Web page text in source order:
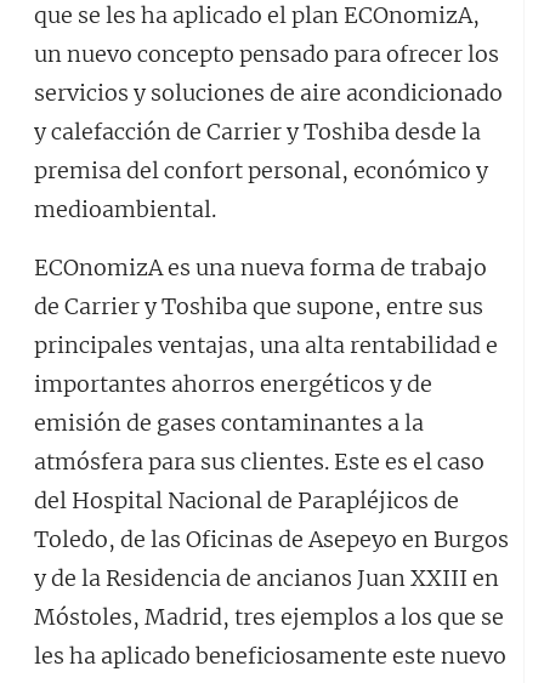
que se les ha aplicado el plan ECOnomizA,
un nuevo concepto pensado para ofrecer los
servicios y soluciones de aire acondicionado
y calefacción de Carrier y Toshiba desde la
premisa del confort personal, económico y
medioambiental.
ECOnomizA es una nueva forma de trabajo
de Carrier y Toshiba que supone, entre sus
principales ventajas, una alta rentabilidad e
importantes ahorros energéticos y de
emisión de gases contaminantes a la
atmósfera para sus clientes. Este es el caso
del Hospital Nacional de Parapléjicos de
Toledo, de las Oficinas de Asepeyo en Burgos
y de la Residencia de ancianos Juan XXIII en
Móstoles, Madrid, tres ejemplos a los que se
les ha aplicado beneficiosamente este nuevo